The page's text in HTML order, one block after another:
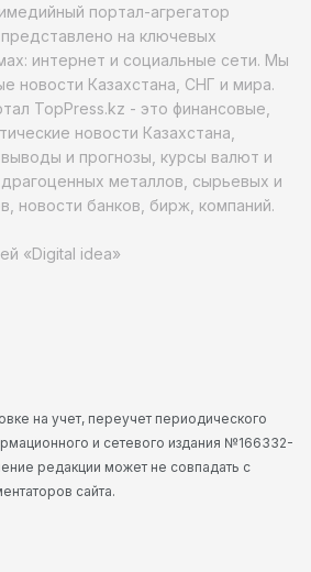
портал-агрегатор
на ключевых
интернет и социальные сети. Мы
новости Казахстана, СНГ и мира.
TopPress.kz - это финансовые,
новости Казахстана,
выводы и прогнозы, курсы валют и
металлов, сырьевых и
новости банков, бирж, компаний.
«Digital idea»
на учет, переучет периодического
и сетевого издания №166332-
редакции может не совпадать с
сайта.